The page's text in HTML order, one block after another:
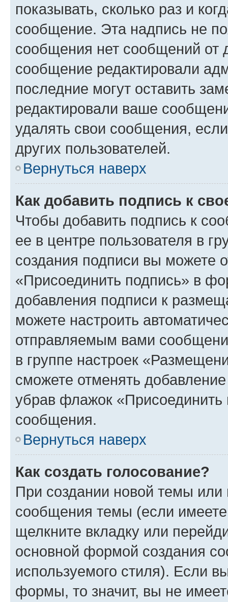
показывать, сколько раз и
сообщение. Эта надпись не
сообщения нет сообщений от
сообщение редактировали
последние могут оставить
редактировали ваше
удалять свои сообщения,
других пользователей.
Вернуться наверх
Как добавить подпись к
Чтобы добавить подпись к
ее в центре пользователя в
создания подписи вы можете
«Присоединить подпись» в
добавления подписи к
можете настроить
отправляемым вами
в группе настроек
сможете отменять
убрав флажок
сообщения.
Вернуться наверх
Как создать голосование?
При создании новой темы или
сообщения темы (если
щелкните вкладку или
основной формой создания
используемого стиля). Если
формы, то значит, вы не